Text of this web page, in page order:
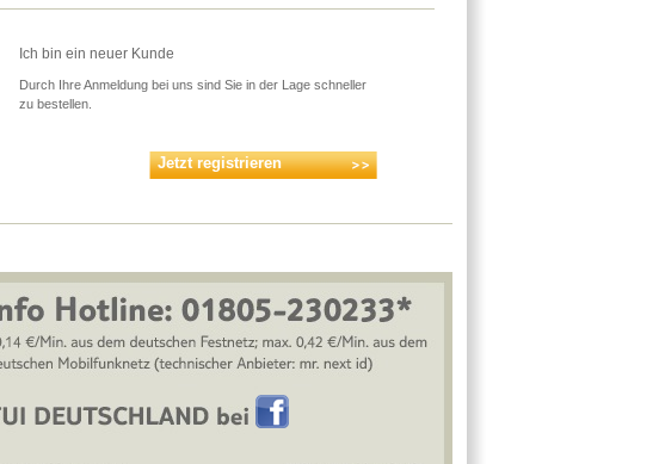
Ich bin ein neuer Kunde
Durch Ihre Anmeldung bei uns sind Sie in der Lage schneller
zu bestellen.
Jetzt registrieren